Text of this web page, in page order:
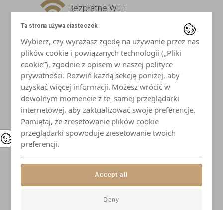
Bezpłatne WiFi
Lodówka
Płyta indukcyjna
Mikrofalówka
Czajnik
Naczynia i przybory kuchenne
Ta strona używa ciasteczek
Wybierz, czy wyrażasz zgodę na używanie przez nas
plików cookie i powiązanych technologii („Pliki
cookie”), zgodnie z opisem w naszej polityce
prywatności. Rozwiń każdą sekcję poniżej, aby
uzyskać więcej informacji. Możesz wrócić w
dowolnym momencie z tej samej przeglądarki
internetowej, aby zaktualizować swoje preferencje.
Pamiętaj, że zresetowanie plików cookie
przeglądarki spowoduje zresetowanie twoich
preferencji.
Deny
Accept all